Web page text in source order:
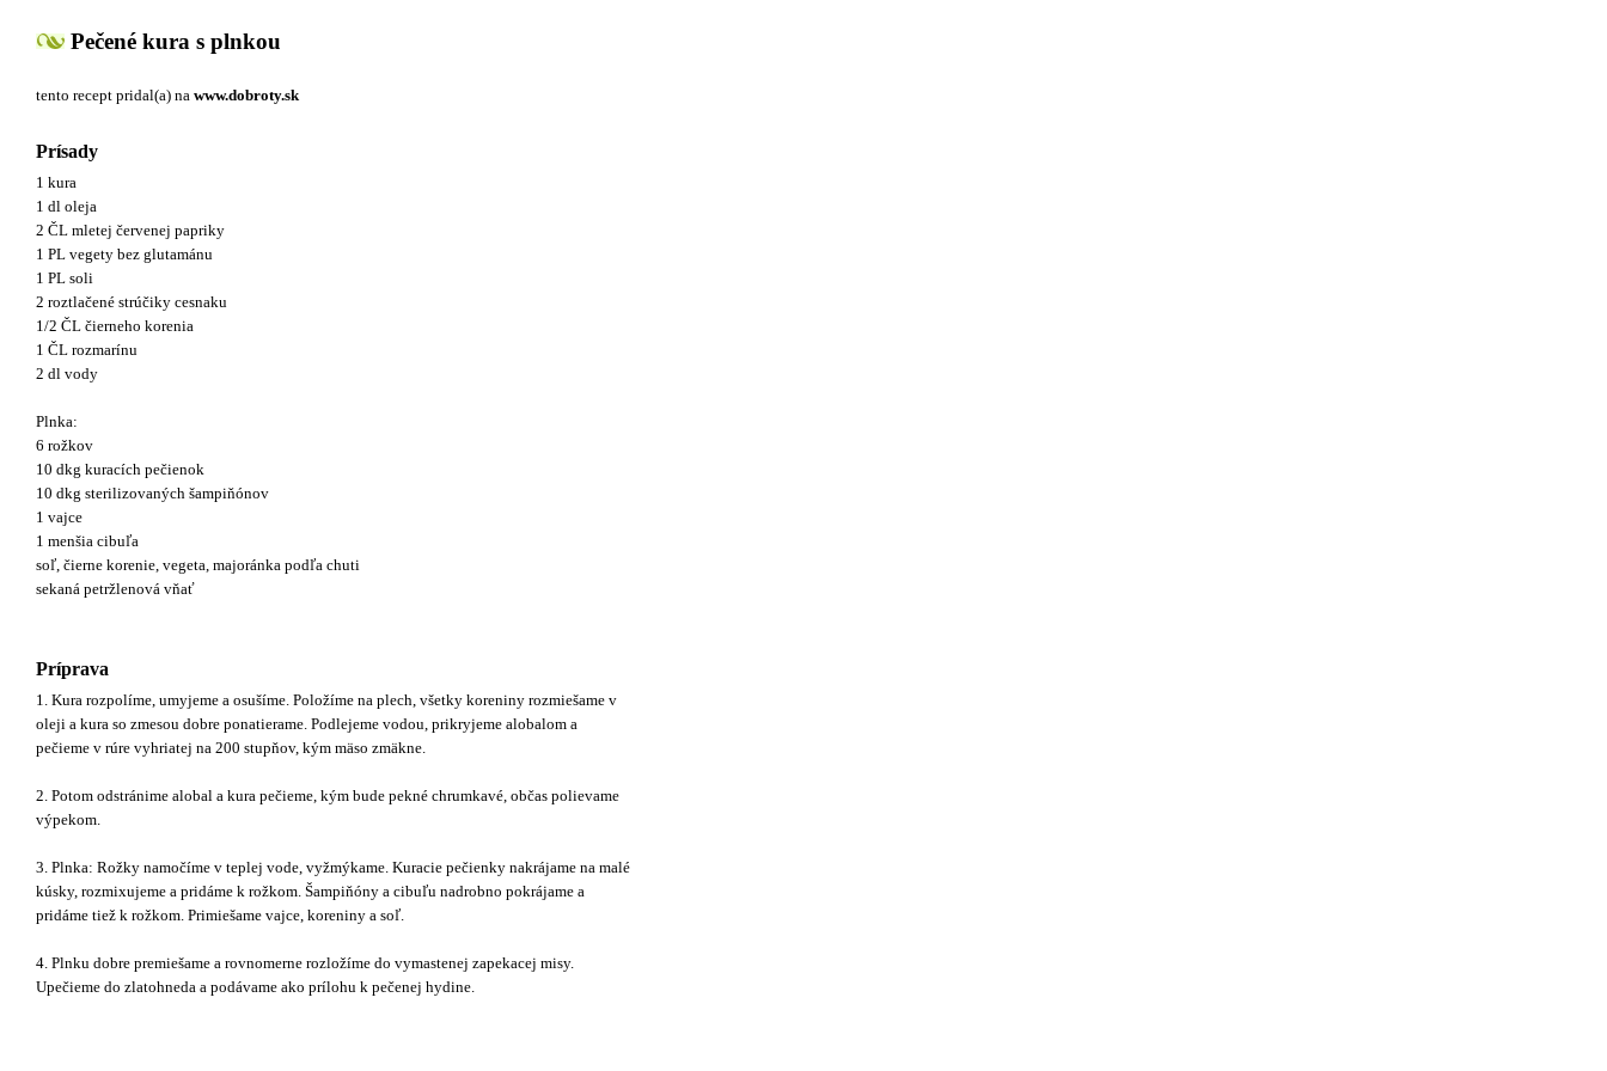
Pečené kura s plnkou
tento recept pridal(a) na www.dobroty.sk
Prísady
1 kura
1 dl oleja
2 ČL mletej červenej papriky
1 PL vegety bez glutamánu
1 PL soli
2 roztlačené strúčiky cesnaku
1/2 ČL čierneho korenia
1 ČL rozmarínu
2 dl vody
Plnka:
6 rožkov
10 dkg kuracích pečienok
10 dkg sterilizovaných šampiňónov
1 vajce
1 menšia cibuľa
soľ, čierne korenie, vegeta, majoránka podľa chuti
sekaná petržlenová vňať
Príprava
1. Kura rozpolíme, umyjeme a osušíme. Položíme na plech, všetky koreniny rozmiešame v
oleji a kura so zmesou dobre ponatierame. Podlejeme vodou, prikryjeme alobalom a
pečieme v rúre vyhriatej na 200 stupňov, kým mäso zmäkne.
2. Potom odstránime alobal a kura pečieme, kým bude pekné chrumkavé, občas polievame
výpekom.
3. Plnka: Rožky namočíme v teplej vode, vyžmýkame. Kuracie pečienky nakrájame na malé
kúsky, rozmixujeme a pridáme k rožkom. Šampiňóny a cibuľu nadrobno pokrájame a
pridáme tiež k rožkom. Primiešame vajce, koreniny a soľ.
4. Plnku dobre premiešame a rovnomerne rozložíme do vymastenej zapekacej misy.
Upečieme do zlatohneda a podávame ako prílohu k pečenej hydine.